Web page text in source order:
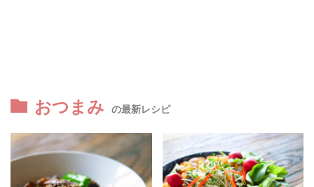
おつまみ の最新レシピ